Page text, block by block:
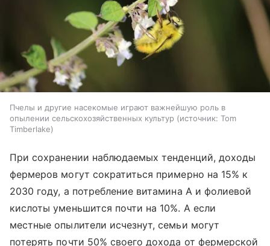
Пчелы и другие насекомые играют важнейшую роль в
опылении сельскохозяйственных культур
источник: Tom
Timberlake
При сохранении наблюдаемых тенденций, доходы
фермеров могут сократиться примерно на 15% к
2030 году, а потребление витамина А и фолиевой
кислоты уменьшится почти на 10%. А если
местные опылители исчезнут, семьи могут
потерять почти 50% своего дохода от фермерской